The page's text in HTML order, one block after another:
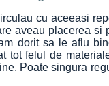
cu aceeasi
aveau placerea si
dorit sa le aflu
tot felul de
Poate singura